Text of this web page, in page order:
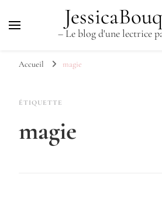
– Le blog d'une lectrice
Accueil magie
ÉTIQUETTE
magie